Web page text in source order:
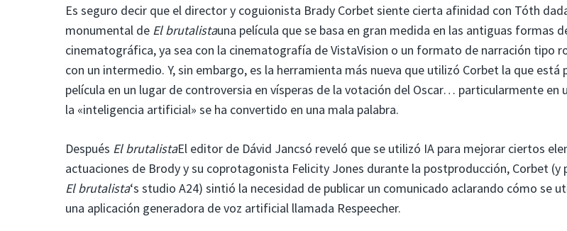
Es seguro decir que el director y coguionista Brady Corbet siente cierta afinidad con Tóth
monumental de El brutalistauna película que se basa en gran medida en las antiguas formas
cinematográfica, ya sea con la cinematografía de VistaVision o un formato de narración tipo
con un intermedio. Y, sin embargo, es la herramienta más nueva que utilizó Corbet la que está
película en un lugar de controversia en vísperas de la votación del Oscar… particularmente en
la «inteligencia artificial» se ha convertido en una mala palabra.
Después El brutalistaEl editor de Dávid Jancsó reveló que se utilizó IA para mejorar ciertos
actuaciones de Brody y su coprotagonista Felicity Jones durante la postproducción, Corbet (y
El brutalista‘s studio A24) sintió la necesidad de publicar un comunicado aclarando cómo se
una aplicación generadora de voz artificial llamada Respeecher.